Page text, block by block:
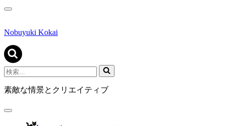
ナ
ゲ
シ
ョ
ン
メ
ニ
ュ
Nobuyuki Kokai
検
索...
素敵な情景とクリエイティブ
ナ